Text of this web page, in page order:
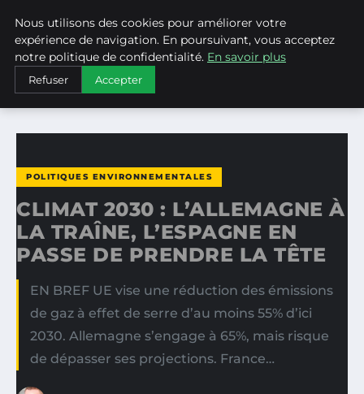
WEARECLIMATECONTROL
ACCUEIL
POLITIQUES ENVIRONNEMENTALES
CLIMAT 2030 : L’ALLEMAGNE À LA TRAÎNE, L’ESPAGNE EN…
POLITIQUES ENVIRONNEMENTALES
CLIMAT 2030 : L’ALLEMAGNE À
LA TRAÎNE, L’ESPAGNE EN
PASSE DE PRENDRE LA TÊTE
EN BREF UE vise une réduction des émissions
de gaz à effet de serre d’au moins 55% d’ici
2030. Allemagne s’engage à 65%, mais risque
de dépasser ses projections. France…
Nous utilisons des cookies pour améliorer votre
expérience de navigation. En poursuivant, vous acceptez
notre politique de confidentialité. En savoir plus
Refuser Accepter